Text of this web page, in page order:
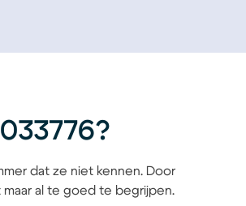
dat ze niet kennen. Door
al te goed te begrijpen.